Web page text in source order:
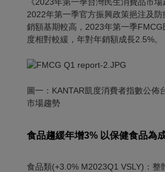
2022年第一季官方振興政策挹注及
銷額基期較高，2023年第一季
度相對較緩，年對年銷額成長2.5%。
圖一：KANTAR凱度消費者指數公佈
市場趨勢
食品趨緩年增3% 以保健食品為
食品類(+3.0% M2023Q1 VSLY)：整